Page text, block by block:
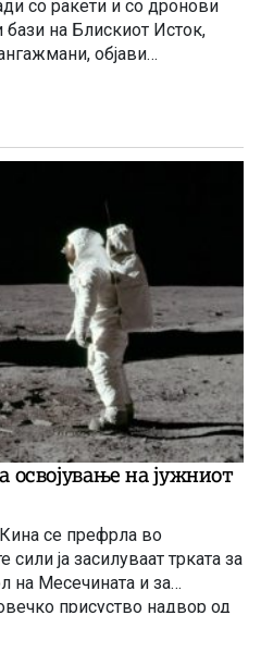
со ракети и со дронови
на Блискиот Исток,
објави
на јужниот
се префрла во
ја засилуваат трката за
на Месечината и за
присуство надвор од